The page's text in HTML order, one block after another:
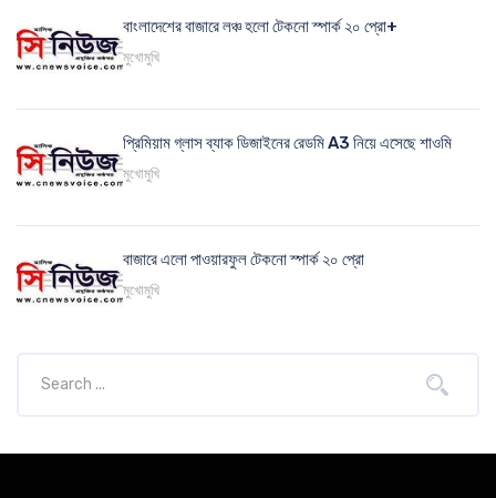
বাংলাদেশের বাজারে লঞ্চ হলো টেকনো স্পার্ক ২০ প্রো+
মুখোমুখি
প্রিমিয়াম গ্লাস ব্যাক ডিজাইনের রেডমি A3 নিয়ে এসেছে শাওমি
মুখোমুখি
বাজারে এলো পাওয়ারফুল টেকনো স্পার্ক ২০ প্রো
মুখোমুখি